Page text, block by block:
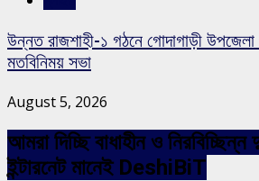
উন্নত রাজশাহী-১ গঠনে গোদাগাড়ী উপজেলা
মতবিনিময় সভা
August 5, 2026
আমরা দিচ্ছি বাধাহীন ও নিরবিচ্ছিন্ন
ইন্টারনেট মানেই DeshiBiT